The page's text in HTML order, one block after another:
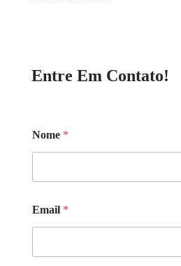
Entre Em Contato!
Nome *
Email *